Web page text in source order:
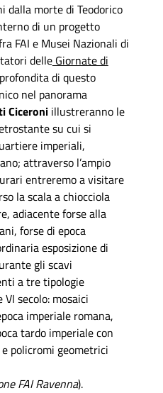
dalla morte di Teodorico
di un progetto
FAI e Musei Nazionali di
delleGiornate di
di questo
nel panorama
Ciceroniillustreranno le
su cui si
imperiali,
attraverso l’ampio
entreremo a visitare
la scala a chiocciola
adiacente forse alla
forse di epoca
esposizione di
gli scavi
a tre tipologie
secolo: mosaici
imperiale romana,
tardo imperiale con
policromi geometrici
FAI Ravenna).